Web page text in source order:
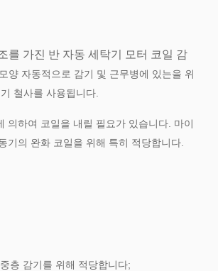
를 가진 반 자동 세탁기 모터 코일 감
양 자동적으로 감기 및 근무병에 있는을 위
철사를 사용됩니다.
의하여 코일을 내릴 필요가 있습니다. 마이
기의 완화 코일을 위해 특히 적당합니다.
층 감기를 위해 적당합니다;